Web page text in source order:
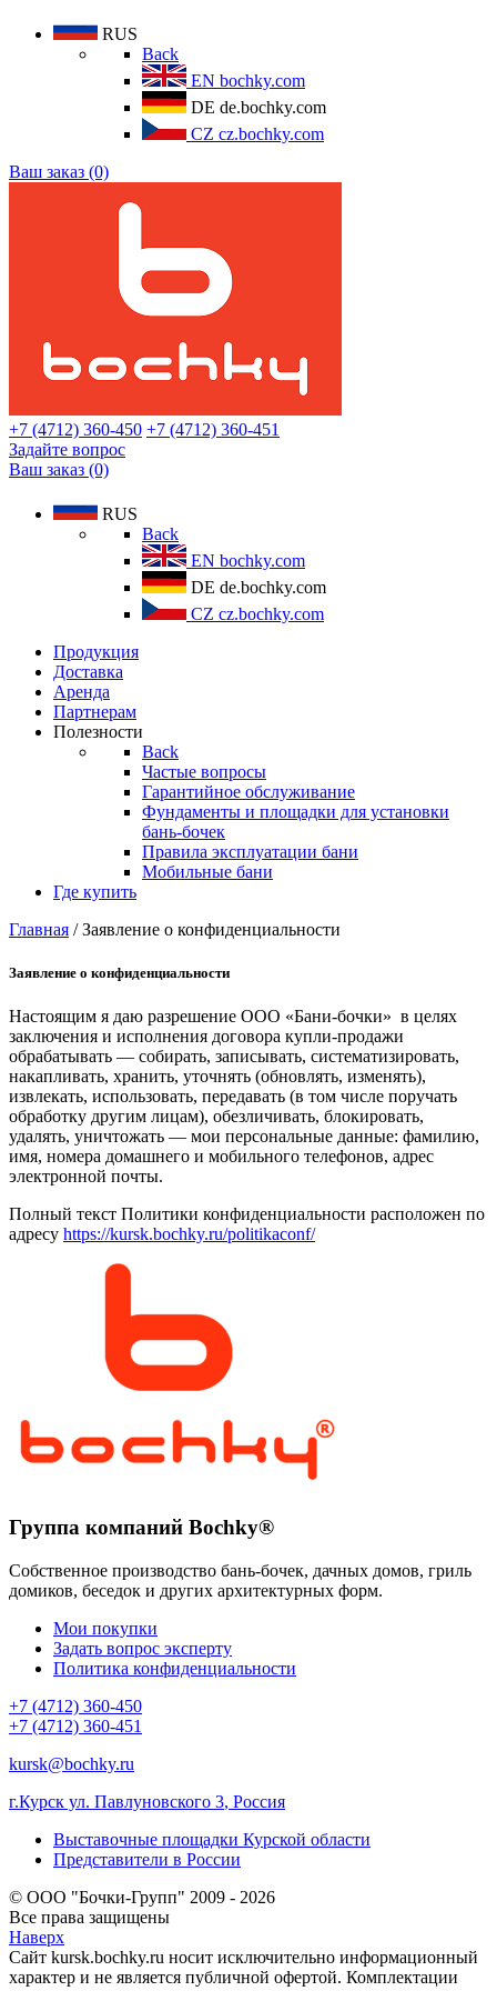
RUS
Back
EN bochky.com
DE de.bochky.com
CZ cz.bochky.com
Ваш заказ (0)
+7 (4712) 360-450 +7 (4712) 360-451
Задайте вопрос
Ваш заказ (0)
RUS
Back
EN bochky.com
DE de.bochky.com
CZ cz.bochky.com
Продукция
Доставка
Аренда
Партнерам
Полезности
Back
Частые вопросы
Гарантийное обслуживание
Фундаменты и площадки для установки
бань-бочек
Правила эксплуатации бани
Мобильные бани
Где купить
Главная / Заявление о конфиденциальности
Заявление о конфиденциальности
Настоящим я даю разрешение ООО «Бани-бочки» в целях
заключения и исполнения договора купли-продажи
обрабатывать — собирать, записывать, систематизировать,
накапливать, хранить, уточнять (обновлять, изменять),
извлекать, использовать, передавать (в том числе поручать
обработку другим лицам), обезличивать, блокировать,
удалять, уничтожать — мои персональные данные: фамилию,
имя, номера домашнего и мобильного телефонов, адрес
электронной почты.
Полный текст Политики конфиденциальности расположен по
адресу https://kursk.bochky.ru/politikaconf/
Группа компаний Bochky®
Собственное производство бань-бочек, дачных домов, гриль
домиков, беседок и других архитектурных форм.
Мои покупки
Задать вопрос эксперту
Политика конфиденциальности
+7 (4712) 360-450
+7 (4712) 360-451
kursk@bochky.ru
г.Курск ул. Павлуновского 3, Россия
Выставочные площадки Курской области
Представители в России
© ООО "Бочки-Групп" 2009 - 2026
Все права защищены
Наверх
Сайт kursk.bochky.ru носит исключительно информационный
характер и не является публичной офертой. Комплектации